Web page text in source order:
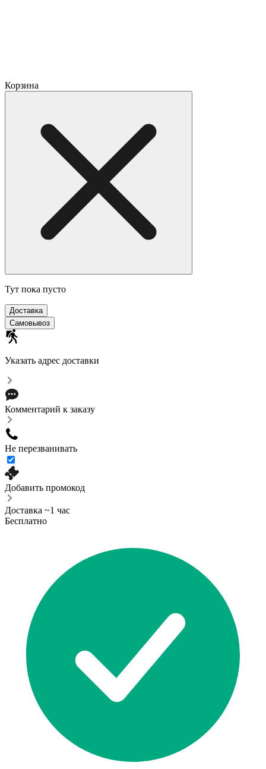
Корзина
Тут пока пусто
Доставка
Самовывоз
Указать адрес доставки
Комментарий к заказу
Не перезванивать
Добавить промокод
Доставка ~1 час
Бесплатно